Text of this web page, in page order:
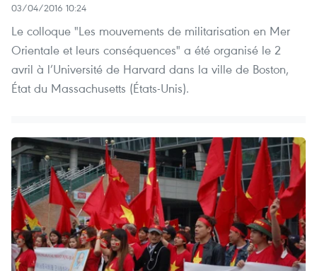
03/04/2016 10:24
Le colloque "Les mouvements de militarisation en Mer
Orientale et leurs conséquences" a été organisé le 2
avril à l’Université de Harvard dans la ville de Boston,
État du Massachusetts (États-Unis).